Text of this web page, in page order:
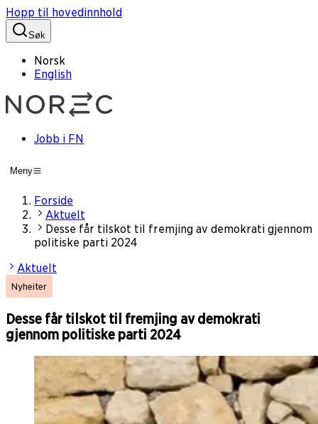
Hopp til hovedinnhold
Søk
Norsk
English
Jobb i FN
Meny
Forside
Aktuelt
Desse får tilskot til fremjing av demokrati gjennom
politiske parti 2024
Aktuelt
Nyheiter
Desse får tilskot til fremjing av demokrati
gjennom politiske parti 2024